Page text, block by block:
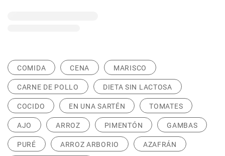
COMIDA CENA MARISCO
CARNE DE POLLO DIETA SIN LACTOSA
COCIDO EN UNA SARTÉN TOMATES
AJO ARROZ PIMENTÓN GAMBAS
PURÉ ARROZ ARBORIO AZAFRÁN